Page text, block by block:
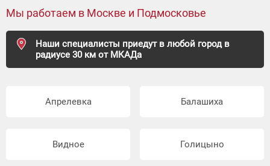
Мы работаем в Москве и Подмосковье
Наши специалисты приедут в любой город в
радиусе 30 км от МКАДа
Апрелевка Балашиха
Видное Голицыно